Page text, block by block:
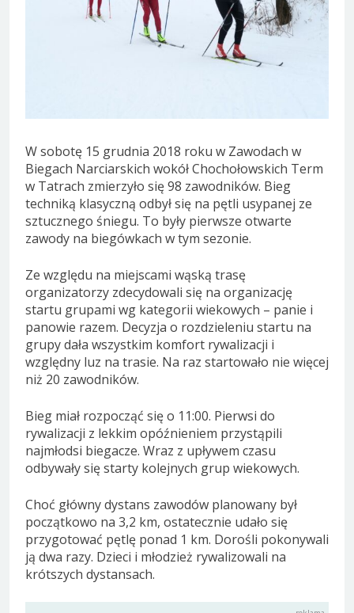
W sobotę 15 grudnia 2018 roku w Zawodach w
Biegach Narciarskich wokół Chochołowskich Term
w Tatrach zmierzyło się 98 zawodników. Bieg
techniką klasyczną odbył się na pętli usypanej ze
sztucznego śniegu. To były pierwsze otwarte
zawody na biegówkach w tym sezonie.
Ze względu na miejscami wąską trasę
organizatorzy zdecydowali się na organizację
startu grupami wg kategorii wiekowych – panie i
panowie razem. Decyzja o rozdzieleniu startu na
grupy dała wszystkim komfort rywalizacji i
względny luz na trasie. Na raz startowało nie więcej
niż 20 zawodników.
Bieg miał rozpocząć się o 11:00. Pierwsi do
rywalizacji z lekkim opóźnieniem przystąpili
najmłodsi biegacze. Wraz z upływem czasu
odbywały się starty kolejnych grup wiekowych.
Choć główny dystans zawodów planowany był
początkowo na 3,2 km, ostatecznie udało się
przygotować pętlę ponad 1 km. Dorośli pokonywali
ją dwa razy. Dzieci i młodzież rywalizowali na
krótszych dystansach.